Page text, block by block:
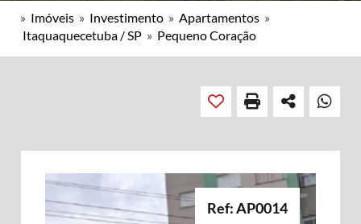
» Imóveis » Investimento » Apartamentos »
Itaquaquecetuba / SP » Pequeno Coração
Ref: AP0014